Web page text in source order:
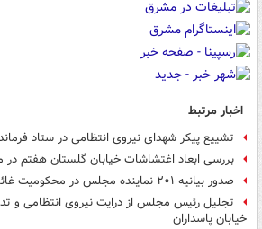
اخبار مرتبط
تشییع پیکر شهدای نیروی انتظامی در ستاد
بررسی ابعاد اغتشاشات خیابان گلستان هفتم
صدور بیانیه ۲۰۱ نماینده مجلس در محکومیت غائله خیابان پاسداران
تجلیل رئیس مجلس از درایت نیروی انتظامی و
خیابان پاسداران